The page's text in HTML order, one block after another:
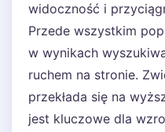
widoczność i
Przede wszystkim
w wynikach
ruchem na stronie.
przekłada się na
jest kluczowe dla